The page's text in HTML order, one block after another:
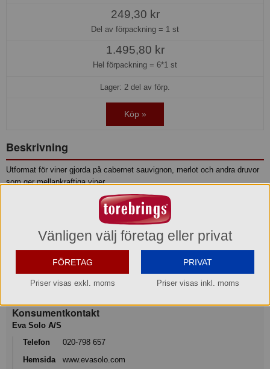
249,30 kr
Del av förpackning = 1 st
1.495,80 kr
Hel förpackning = 6*1 st
Lager: 2 del av förp.
Köp »
Beskrivning
Utformat för viner gjorda på cabernet sauvignon, merlot och andra druvor
som ger mellankraftiga viner.
Produktinformation
Varumärke
Eva Solo
Konsumentkontakt
Eva Solo A/S
Telefon
020-798 657
Hemsida
www.evasolo.com
Vänligen välj företag eller privat
FÖRETAG
Priser visas exkl. moms
PRIVAT
Priser visas inkl. moms